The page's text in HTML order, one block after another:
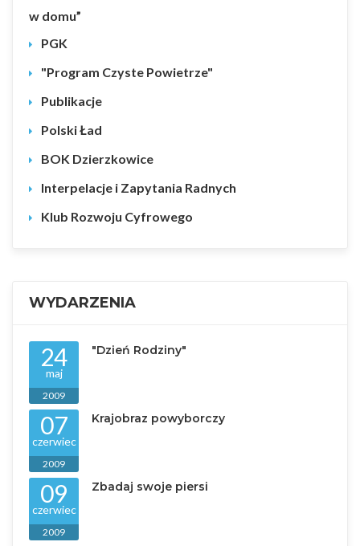
w domu”
PGK
"Program Czyste Powietrze"
Publikacje
Polski Ład
BOK Dzierzkowice
Interpelacje i Zapytania Radnych
Klub Rozwoju Cyfrowego
WYDARZENIA
24
maj
2009
"Dzień Rodziny"
07
czerwiec
2009
Krajobraz powyborczy
09
czerwiec
2009
Zbadaj swoje piersi